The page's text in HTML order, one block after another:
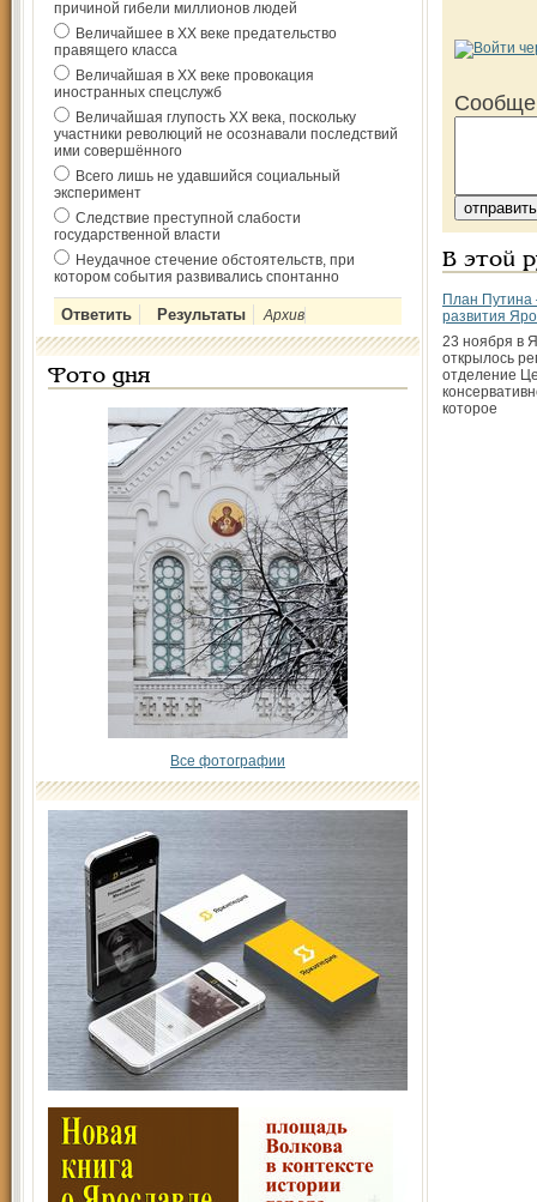
причиной гибели миллионов людей
Величайшее в ХХ веке предательство
правящего класса
Величайшая в ХХ веке провокация
иностранных спецслужб
Величайшая глупость ХХ века, поскольку
участники революций не осознавали последствий
ими совершённого
Всего лишь не удавшийся социальный
эксперимент
Следствие преступной слабости
государственной власти
Неудачное стечение обстоятельств, при
котором события развивались спонтанно
Архив
Фото дня
Все фотографии
В этой
План Путина
развития
23 ноября в
открылось
отделение
которое